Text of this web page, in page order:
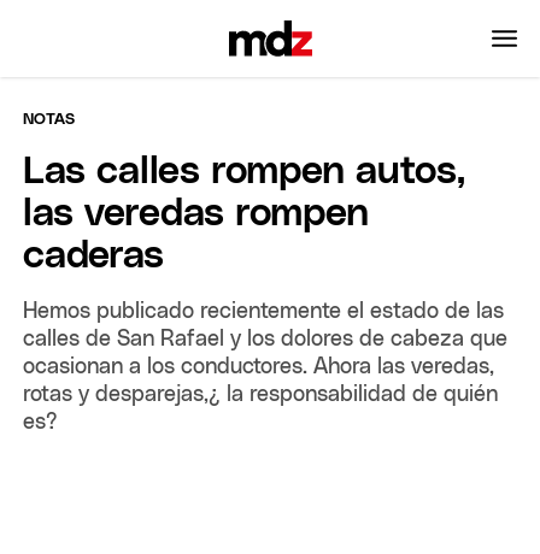
NOTAS
Las calles rompen autos,
las veredas rompen
caderas
Hemos publicado recientemente el estado de las
calles de San Rafael y los dolores de cabeza que
ocasionan a los conductores. Ahora las veredas,
rotas y desparejas,¿ la responsabilidad de quién
es?